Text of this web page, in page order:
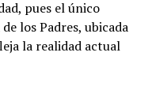
pues el único
los Padres, ubicada
la realidad actual